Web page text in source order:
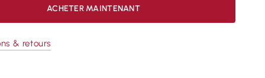
ACHETER MAINTENANT
& retours